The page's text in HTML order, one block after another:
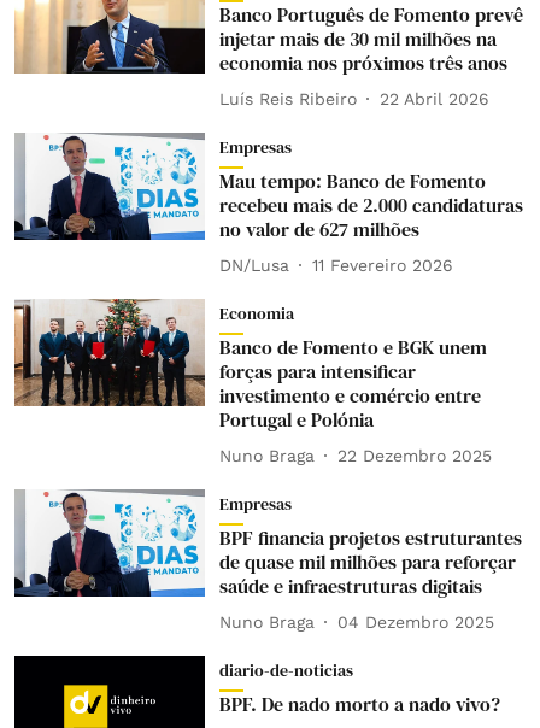
Banco Português de Fomento prevê
injetar mais de 30 mil milhões na
economia nos próximos três anos
Luís Reis Ribeiro 22 Abril 2026
Empresas
Mau tempo: Banco de Fomento
recebeu mais de 2.000 candidaturas
no valor de 627 milhões
DN/Lusa 11 Fevereiro 2026
Economia
Banco de Fomento e BGK unem
forças para intensificar
investimento e comércio entre
Portugal e Polónia
Nuno Braga 22 Dezembro 2025
Empresas
BPF financia projetos estruturantes
de quase mil milhões para reforçar
saúde e infraestruturas digitais
Nuno Braga 04 Dezembro 2025
diario-de-noticias
BPF. De nado morto a nado vivo?